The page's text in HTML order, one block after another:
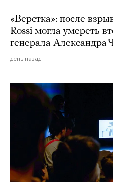
«Верстка»: после
Rossi могла умереть
генерала Александра
день назад